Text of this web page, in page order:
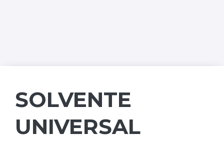
SOLVENTE
UNIVERSAL